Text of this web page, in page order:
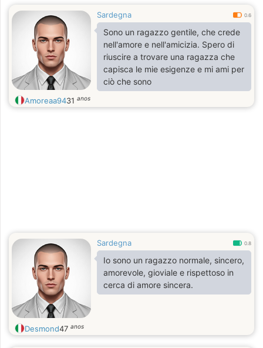
Sardegna 0.6
Sono un ragazzo gentile, che crede
nell'amore e nell'amicizia. Spero di
riuscire a trovare una ragazza che
capisca le mie esigenze e mi ami per
ciò che sono
Amoreaa9431 anos
Sardegna 0.8
Io sono un ragazzo normale, sincero,
amorevole, gioviale e rispettoso in
cerca di amore sincera.
Desmond47 anos